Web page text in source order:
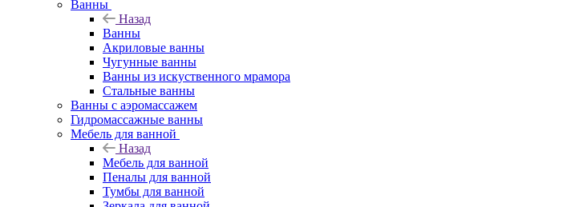
Ванны
Назад
Ванны
Акриловые ванны
Чугунные ванны
Ванны из искуственного мрамора
Стальные ванны
Ванны с аэромассажем
Гидромассажные ванны
Мебель для ванной
Назад
Мебель для ванной
Пеналы для ванной
Тумбы для ванной